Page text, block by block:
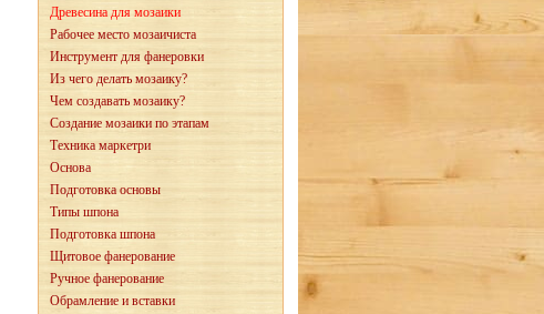
Древесина для мозаики
Рабочее место мозаичиста
Инструмент для фанеровки
Из чего делать мозаику?
Чем создавать мозаику?
Создание мозаики по этапам
Техника маркетри
Основа
Подготовка основы
Типы шпона
Подготовка шпона
Щитовое фанерование
Ручное фанерование
Обрамление и вставки